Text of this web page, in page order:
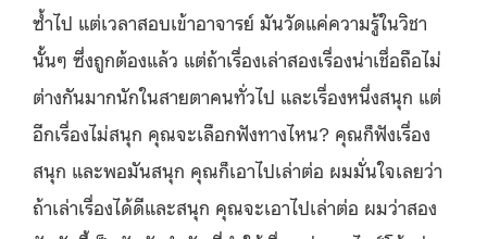
ซ้ำไป แต่เวลาสอบเข้าอาจารย์ มันวัดแค่ความรู้ในวิชา
นั้นๆ ซึ่งถูกต้องแล้ว แต่ถ้าเรื่องเล่าสองเรื่องน่าเชื่อถือไม่
ต่างกันมากนักในสายตาคนทั่วไป และเรื่องหนึ่งสนุก แต่
อีกเรื่องไม่สนุก คุณจะเลือกฟังทางไหน? คุณก็ฟังเรื่อง
สนุก และพอมันสนุก คุณก็เอาไปเล่าต่อ ผมมั่นใจเลยว่า
ถ้าเล่าเรื่องได้ดีและสนุก คุณจะเอาไปเล่าต่อ ผมว่าสอง